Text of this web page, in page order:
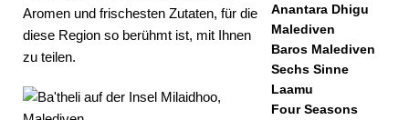
Aromen und frischesten Zutaten, für die
diese Region so berühmt ist, mit Ihnen
zu teilen.
Anantara Dhigu
Malediven
Baros Malediven
Sechs Sinne
Laamu
Four Seasons